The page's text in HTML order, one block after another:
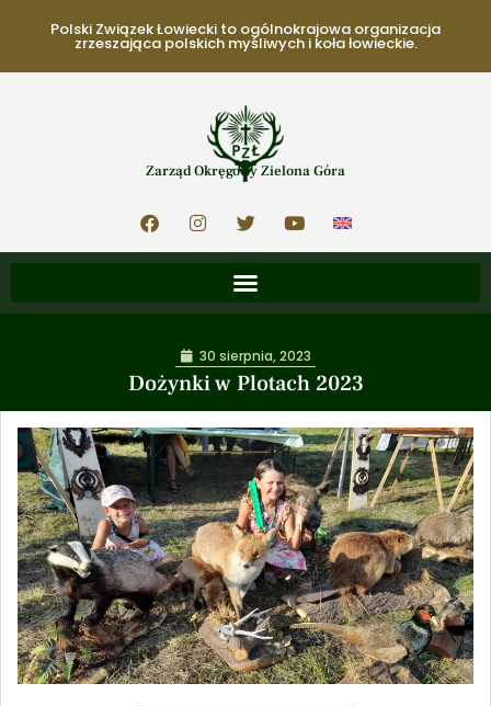
Polski Związek Łowiecki to ogólnokrajowa organizacja
zrzeszająca polskich myśliwych i koła łowieckie.
Zarząd Okręgowy Zielona Góra
Dożynki w Plotach 2023
30 sierpnia, 2023